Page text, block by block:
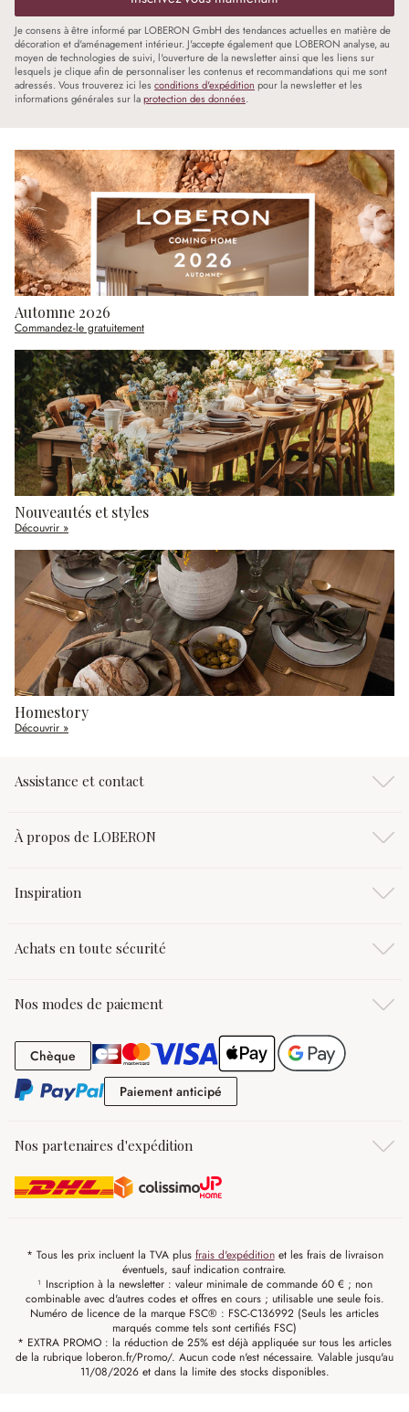
Je consens à être informé par LOBERON GmbH des tendances actuelles en matière de
décoration et d'aménagement intérieur. J'accepte également que LOBERON analyse, au
moyen de technologies de suivi, l'ouverture de la newsletter ainsi que les liens sur
lesquels je clique afin de personnaliser les contenus et recommandations qui me sont
adressés. Vous trouverez ici les conditions d'expédition pour la newsletter et les
informations générales sur laprotection des données.
Automne 2026
Commandez-le gratuitement
Nouveautés et styles
Découvrir »
Homestory
Découvrir »
Assistance et contact
À propos de LOBERON
Inspiration
Achats en toute sécurité
Nos modes de paiement
Chèque Chèque
Paiement anticipé
Nos partenaires d'expédition
* Tous les prix incluent la TVA plus frais d'expéditionet les frais de livraison
éventuels, sauf indication contraire.
¹ Inscription à la newsletter : valeur minimale de commande 60 € ; non
combinable avec d'autres codes et offres en cours ; utilisable une seule fois.
Numéro de licence de la marque FSC® : FSC-C136992 (Seuls les articles
marqués comme tels sont certifiés FSC)
* EXTRA PROMO : la réduction de 25% est déjà appliquée sur tous les articles
de la rubrique loberon.fr/Promo/. Aucun code n'est nécessaire. Valable jusqu'au
11/08/2026 et dans la limite des stocks disponibles.